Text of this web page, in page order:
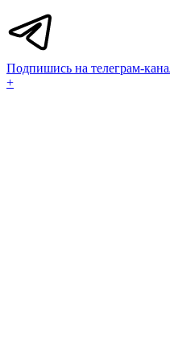
Подпишись на телеграм-
+